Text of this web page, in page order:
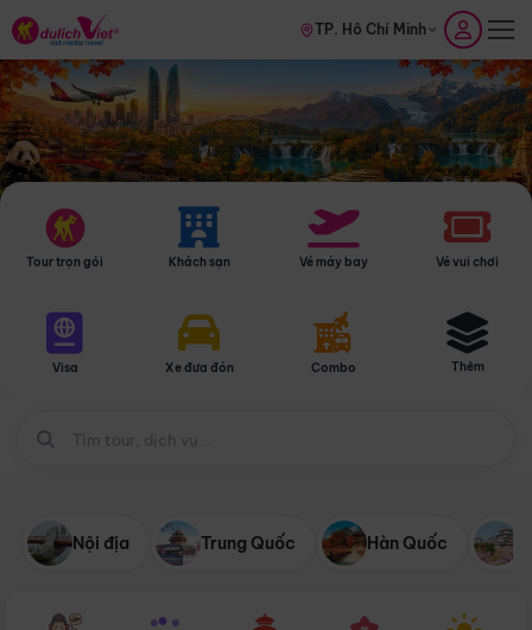
TP. Hồ Chí Minh
Tour trọn gói Khách sạn Vé máy bay Vé vui chơi
Visa Xe đưa đón Combo Thêm
Nội địa Trung Quốc Hàn Quốc